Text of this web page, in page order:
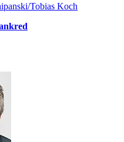
Tobias Koch